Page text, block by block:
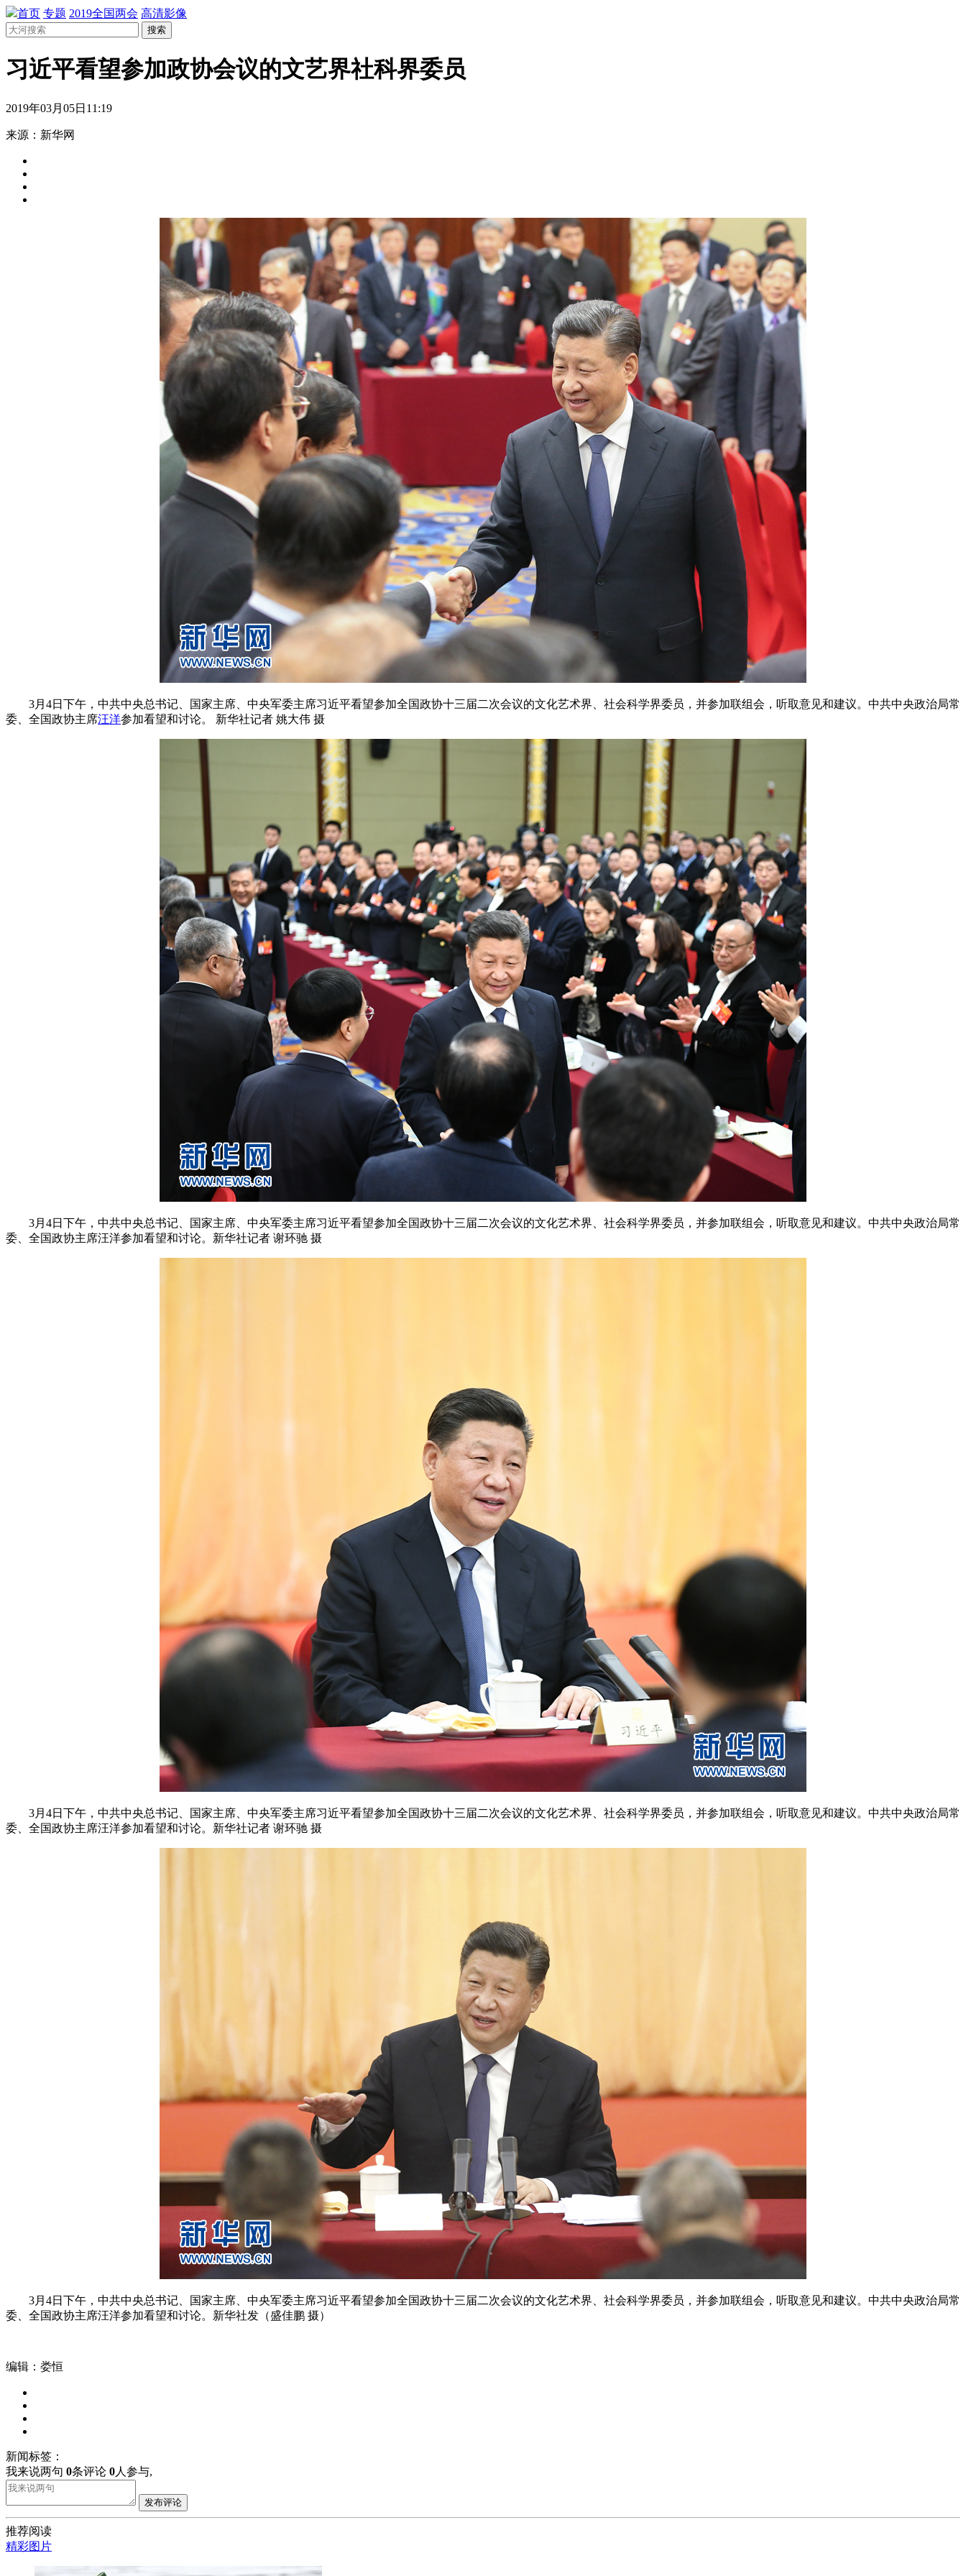
首页 专题 2019全国两会 高清影像
搜索
习近平看望参加政协会议的文艺界社科界委员
2019年03月05日11:19
来源：新华网
3月4日下午，中共中央总书记、国家主席、中央军委主席习近平看望参加全国政协十三届二次会议的文化艺术界、社会科学界委员，并参加联组会，听取意见和建议。中共中央政治局常
委、全国政协主席汪洋参加看望和讨论。 新华社记者 姚大伟 摄
3月4日下午，中共中央总书记、国家主席、中央军委主席习近平看望参加全国政协十三届二次会议的文化艺术界、社会科学界委员，并参加联组会，听取意见和建议。中共中央政治局常
委、全国政协主席汪洋参加看望和讨论。新华社记者 谢环驰 摄
3月4日下午，中共中央总书记、国家主席、中央军委主席习近平看望参加全国政协十三届二次会议的文化艺术界、社会科学界委员，并参加联组会，听取意见和建议。中共中央政治局常
委、全国政协主席汪洋参加看望和讨论。新华社记者 谢环驰 摄
3月4日下午，中共中央总书记、国家主席、中央军委主席习近平看望参加全国政协十三届二次会议的文化艺术界、社会科学界委员，并参加联组会，听取意见和建议。中共中央政治局常
委、全国政协主席汪洋参加看望和讨论。新华社发（盛佳鹏 摄）
编辑：娄恒
新闻标签：
我来说两句 0条评论 0人参与,
发布评论
推荐阅读